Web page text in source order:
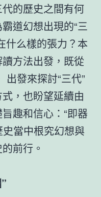
的歷史之間有何
道幻想出現的“三
什么樣的張力？本
方法出發，既從
出發來探討“三代”
，也盼望延續由
趣和信心：“即器
史當中根究幻想與
前行。